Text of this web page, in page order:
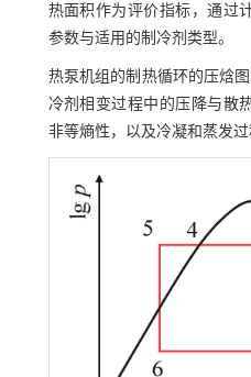
热面积作为评价指标，通过
参数与适用的制冷剂类型。
热泵机组的制热循环的压焓
冷剂相变过程中的压降与散
非等熵性，以及冷凝和蒸发过